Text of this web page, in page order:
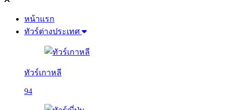
หน้าแรก
ทัวร์ต่างประเทศ
ทัวร์เกาหลี
94